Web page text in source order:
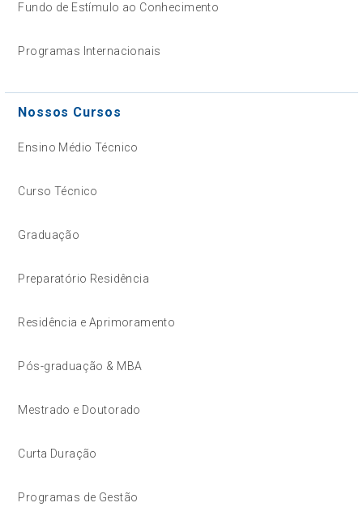
Fundo de Estímulo ao Conhecimento
Programas Internacionais
Nossos Cursos
Ensino Médio Técnico
Curso Técnico
Graduação
Preparatório Residência
Residência e Aprimoramento
Pós-graduação & MBA
Mestrado e Doutorado
Curta Duração
Programas de Gestão